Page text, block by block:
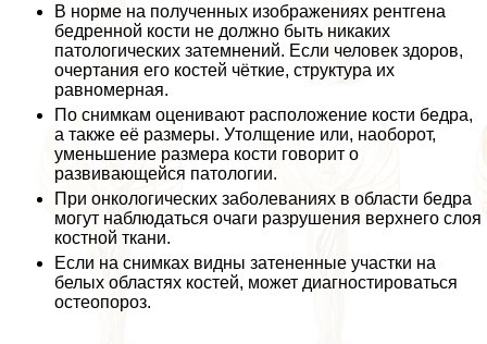
В норме на полученных изображениях рентгена
бедренной кости не должно быть никаких
патологических затемнений. Если человек здоров,
очертания его костей чёткие, структура их
равномерная.
По снимкам оценивают расположение кости бедра,
а также её размеры. Утолщение или, наоборот,
уменьшение размера кости говорит о
развивающейся патологии.
При oнкoлoгических заболеваниях в области бедра
могут наблюдаться очаги разрушения верхнего слоя
костной ткани.
Если на снимках видны затененные участки на
белых областях костей, может диагностироваться
остеопороз.